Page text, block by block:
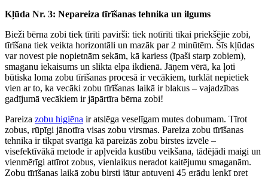
Kļūda Nr. 3: Nepareiza tīrīšanas tehnika un ilgums
Bieži bērna zobi tiek tīrīti pavirši: tiek notīrīti tikai priekšējie zobi,
tīrīšana tiek veikta horizontāli un mazāk par 2 minūtēm. Šīs kļūdas
var novest pie nopietnām sekām, kā kariess (īpaši starp zobiem),
smaganu iekaisums un slikta elpa ikdienā. Jāņem vērā, ka ļoti
būtiska loma zobu tīrīšanas procesā ir vecākiem, turklāt nepietiek
vien ar to, ka vecāki zobu tīrīšanas laikā ir blakus – vajadzības
gadījumā vecākiem ir jāpārtīra bērna zobi!
Pareiza zobu higiēna ir atslēga veselīgam mutes dobumam. Tīrot
zobus, rūpīgi jānotīra visas zobu virsmas. Pareiza zobu tīrīšanas
tehnika ir tikpat svarīga kā pareizās zobu birstes izvēle –
visefektīvākā metode ir apļveida kustību veikšana, tādējādi maigi un
vienmērīgi attīrot zobus, vienlaikus neradot kaitējumu smaganām.
Zobu tīrīšanas laikā zobu birsti jātur aptuveni 45 grādu leņķī pret